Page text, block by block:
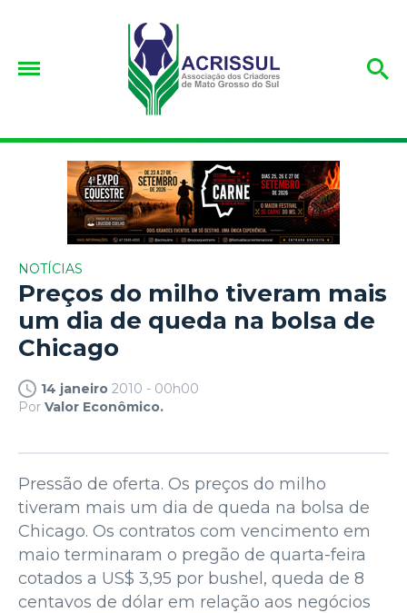
NOTÍCIAS
Preços do milho tiveram mais
um dia de queda na bolsa de
Chicago
14 janeiro 2010 - 00h00
Por Valor Econômico.
Pressão de oferta. Os preços do milho
tiveram mais um dia de queda na bolsa de
Chicago. Os contratos com vencimento em
maio terminaram o pregão de quarta-feira
cotados a US$ 3,95 por bushel, queda de 8
centavos de dólar em relação aos negócios